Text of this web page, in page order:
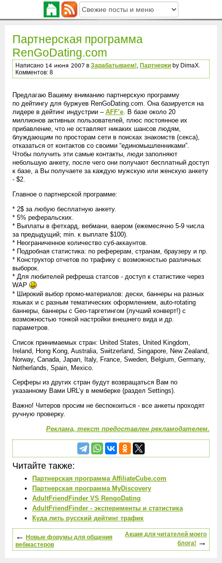
Партнерская программа
RenGoDating.com
Написано в Зарабатываем! Партнерки by DimaX.
Комментов: 8
Предлагаю Вашему вниманию партнерскую программу
по дейтингу для буржуев RenGoDating.com. Она базируется на
лидере в дейтинг индустрии – AFF’е. В базе около 20
миллионов активных пользователей, плюс постоянное их
прибавление, что не оставляет никаких шансов людям,
блуждающим по просторам сети в поисках знакомств (секса),
отказаться от контактов со своими “единомышленниками”.
Чтобы получить эти самые контакты, люди заполняют
небольшую анкету, после чего они получают бесплатный доступ
к базе, а Вы получаете за каждую мужскую или женскую анкету
- $2.
Главное о партнерской программе:
* 2$ за любую бесплатную анкету.
* 5% реферальских.
* Выплаты в фетхард, вебмани, ваером (ежемесячно 5-9 числа
за предыдущий; min. к выплате $100).
* Неограниченное количество суб-аккаунтов.
* Подробная статистика: по реферерам, странам, браузеру и пр.
* Конструктор отчетов по трафику с возможностью различных
выборок.
* Для любителей рефреша статсов - доступ к статистике через
WAP
* Широкий выбор промо-материалов: дески, баннеры на разных
языках и с разным тематических оформлением, auto-rotating
баннеры, баннеры с Geo-таргетингом (лучший конверт!) с
возможностью тонкой настройки внешнего вида и др.
параметров.
Список принимаемых стран: United States, United Kingdom,
Ireland, Hong Kong, Australia, Switzerland, Singapore, New Zealand,
Norway, Canada, Japan, Italy, France, Sweden, Belgium, Germany,
Netherlands, Spain, Mexico.
Серферы из других стран будут возвращаться Вам по
указанному Вами URL’у в мемберке (раздел Settings).
Важно! Читеров просим не беспокоиться - все анкеты проходят
ручную проверку.
Реклама, текст предоставлен рекламодателем.
Читайте также:
Партнерская программа AffiliateCube.com
Партнерская программа MyDiscovery
AdultFriendFinder VS RengoDating
AdultFriendFinder - эксперименты и статистика
Куда лить русский дейтинг трафик
←
Новые форумы для общения
вебмастеров
Акция для читателей моего
блога! →